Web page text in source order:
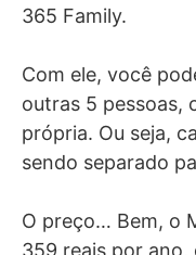
365 Family.
Com ele, você
outras 5 pessoas,
própria. Ou seja,
sendo separado
O preço… Bem, o
359 reais por ano,